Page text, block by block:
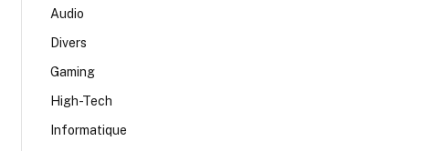
Audio
Divers
Gaming
High-Tech
Informatique